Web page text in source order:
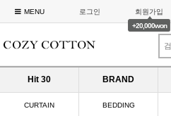
MENU 로그인
회원가입
+20,000won
Hit 30 BRAND
CURTAIN BEDDING